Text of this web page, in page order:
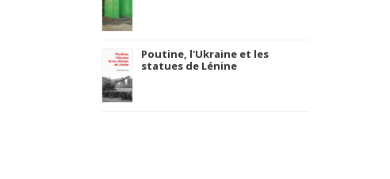
Poutine, l'Ukraine et les
statues de Lénine